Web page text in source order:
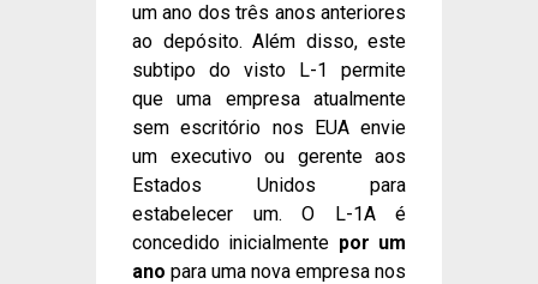
um ano dos três anos anteriores
ao depósito. Além disso, este
subtipo do visto L-1 permite
que uma empresa atualmente
sem escritório nos EUA envie
um executivo ou gerente aos
Estados Unidos para
estabelecer um. O L-1A é
concedido inicialmente por um
ano para uma nova empresa nos